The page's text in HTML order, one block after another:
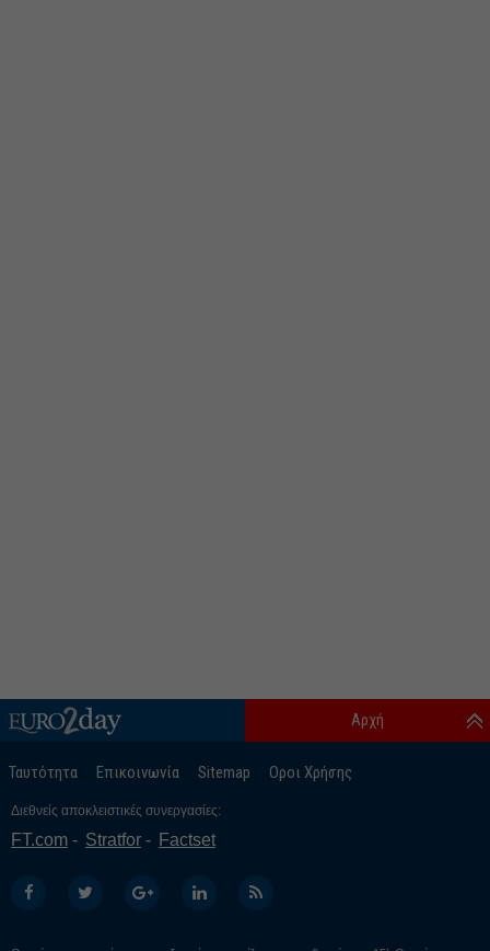
Ταυτότητα Επικοινωνία Sitemap Οροι Χρήσης
Αρχή
Διεθνείς αποκλειστικές συνεργασίες:
FT.com Stratfor Factset